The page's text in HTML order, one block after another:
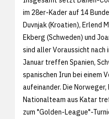
im 28er-Kader auf 14
Duvnjak (Kroatien), Erlend
Ekberg (Schweden) und
sind aller Voraussicht nach
Januar treffen Spanien,
spanischen Irun bei einem
aufeinander. Die Norweger,
Nationalteam aus Katar
zum "Golden-League"-